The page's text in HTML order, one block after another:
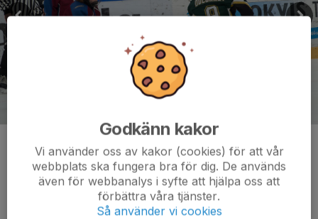
Kommentarer
Godkänn kakor
Vi använder oss av kakor (cookies) för att vår
webbplats ska fungera bra för dig. De används
även för webbanalys i syfte att hjälpa oss att
förbättra våra tjänster.
Så använder vi cookies